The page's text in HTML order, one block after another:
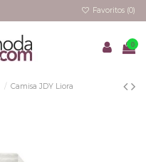
Favoritos (0)
0
Camisa JDY Liora